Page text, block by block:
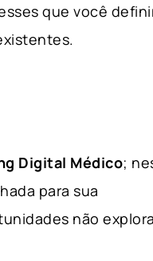
que você
Digital Médico;
para sua
não